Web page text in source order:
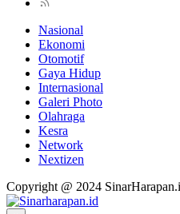
Nasional
Ekonomi
Otomotif
Gaya Hidup
Internasional
Galeri Photo
Olahraga
Kesra
Network
Nextizen
Copyright @ 2024